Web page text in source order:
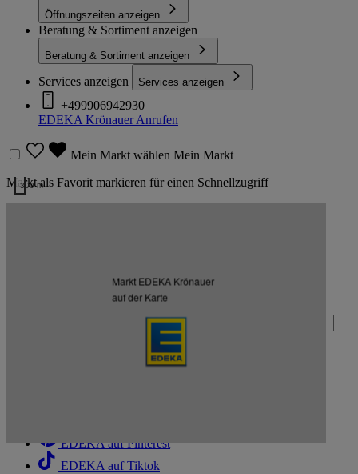
Öffnungszeiten anzeigen
Beratung & Sortiment anzeigen
Beratung & Sortiment anzeigen
Services anzeigen Services anzeigen
+499906942930
EDEKA KrönauerAnrufen
Mein Markt wählen Mein Markt
Markt als Favorit markieren für einen Schnellzugriff
Markt EDEKA Krönauer
auf der Karte
300 m
Zum Newsletter anmelden
Deine E-Mail-Adresse (Pflichtfeld)
EDEKA auf Pinterest
EDEKA auf Tiktok